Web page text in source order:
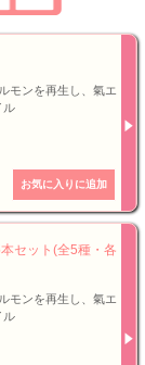
モンを再生し、氣エ
ル
セット(全5種・各
モンを再生し、氣エ
ル